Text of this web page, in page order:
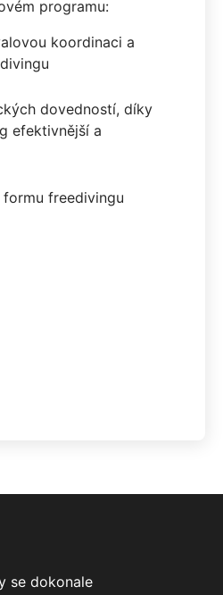
programu:
koordinaci a
dovedností, díky
efektivnější a
freedivingu
se dokonale